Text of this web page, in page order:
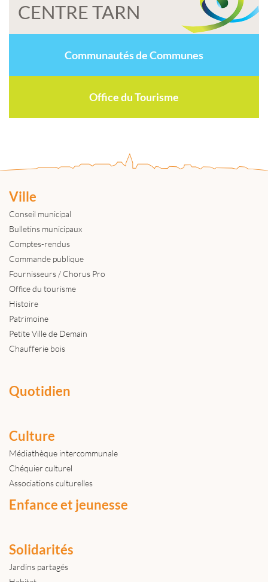
CENTRE TARN
Communautés de Communes
Office du Tourisme
Ville
Conseil municipal
Bulletins municipaux
Comptes-rendus
Commande publique
Fournisseurs / Chorus Pro
Office du tourisme
Histoire
Patrimoine
Petite Ville de Demain
Chaufferie bois
Quotidien
Culture
Médiathèque intercommunale
Chéquier culturel
Associations culturelles
Enfance et jeunesse
Solidarités
Jardins partagés